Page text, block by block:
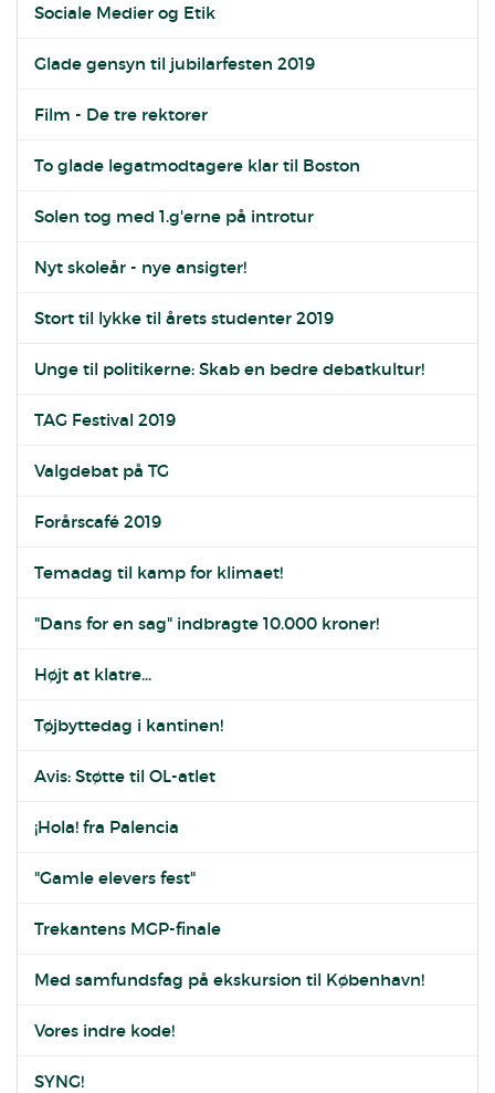
Sociale Medier og Etik
Glade gensyn til jubilarfesten 2019
Film - De tre rektorer
To glade legatmodtagere klar til Boston
Solen tog med 1.g'erne på introtur
Nyt skoleår - nye ansigter!
Stort til lykke til årets studenter 2019
Unge til politikerne: Skab en bedre debatkultur!
TAG Festival 2019
Valgdebat på TG
Forårscafé 2019
Temadag til kamp for klimaet!
"Dans for en sag" indbragte 10.000 kroner!
Højt at klatre...
Tøjbyttedag i kantinen!
Avis: Støtte til OL-atlet
¡Hola! fra Palencia
"Gamle elevers fest"
Trekantens MGP-finale
Med samfundsfag på ekskursion til København!
Vores indre kode!
SYNG!